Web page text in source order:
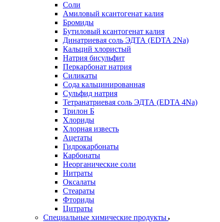
Соли
Амиловый ксантогенат калия
Бромиды
Бутиловый ксантогенат калия
Динатриевая соль ЭДТА (EDTA 2Na)
Кальций хлористый
Натрия бисульфит
Перкарбонат натрия
Силикаты
Сода кальцинированная
Сульфид натрия
Тетранатриевая соль ЭДТА (EDTA 4Na)
Трилон Б
Хлориды
Хлорная известь
Ацетаты
Гидрокарбонаты
Карбонаты
Неорганические соли
Нитраты
Оксалаты
Стеараты
Фториды
Цитраты
Специальные химические продукты